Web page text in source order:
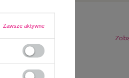
Zawsze aktywne